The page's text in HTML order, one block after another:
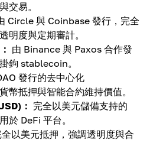
交易。
Circle 與 Coinbase 發行，完全
明度與定期審計。
由 Binance 與 Paxos 合作發
鉤 stablecoin。
發行的去中心化
抵押與智能合約維持價值。
： 完全以美元儲備支持的
於 DeFi 平台。
全以美元抵押，強調透明度與合